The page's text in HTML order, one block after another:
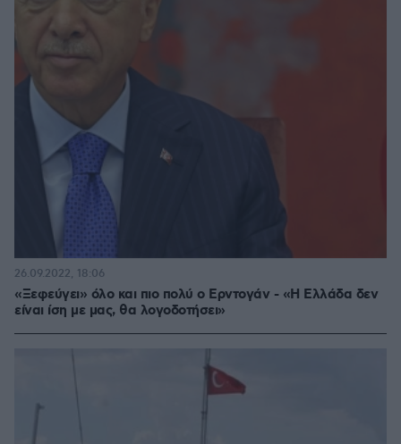
«Ξεφεύγει» όλο και πιο πολύ ο Ερντογάν - «Η Ελλάδα δεν
είναι ίση με μας, θα λογοδοτήσει»
26.09.2022, 18:06